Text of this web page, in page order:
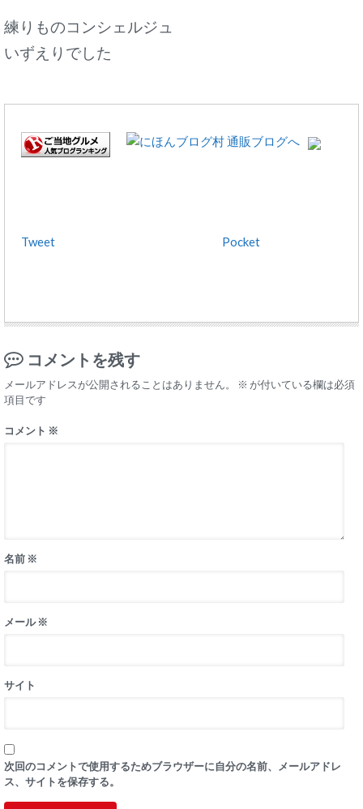
練りものコンシェルジュ
いずえりでした
Tweet Pocket
コメントを残す
メールアドレスが公開されることはありません。 ※ が付いている欄は必須
項目です
コメント ※
名前 ※
メール※
サイト
次回のコメントで使用するためブラウザーに自分の名前、メールアドレ
ス、サイトを保存する。